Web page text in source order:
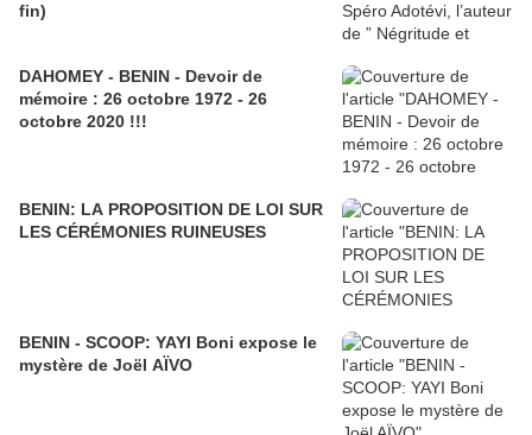
fin)
DAHOMEY - BENIN - Devoir de
mémoire : 26 octobre 1972 - 26
octobre 2020 !!!
BENIN: LA PROPOSITION DE LOI SUR
LES CÉRÉMONIES RUINEUSES
BENIN - SCOOP: YAYI Boni expose le
mystère de Joël AÏVO